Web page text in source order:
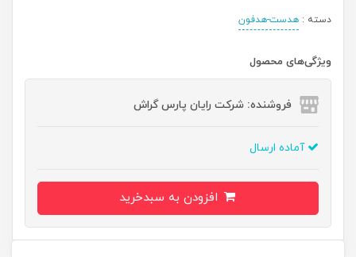
دسته : هدست-هدفون
ویژگی‌های محصول
فروشنده: شرکت رایان پارس گراش
آماده ارسال